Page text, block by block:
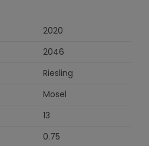
2020
2046
Riesling
Mosel
13
0.75